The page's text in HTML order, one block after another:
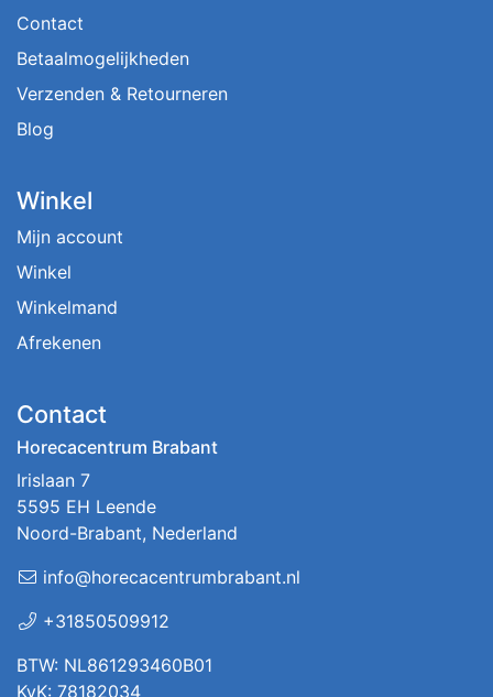
Contact
Betaalmogelijkheden
Verzenden & Retourneren
Blog
Winkel
Mijn account
Winkel
Winkelmand
Afrekenen
Contact
Horecacentrum Brabant
Irislaan 7
5595 EH Leende
Noord-Brabant, Nederland
info@horecacentrumbrabant.nl
+31850509912
BTW: NL861293460B01
KvK: 78182034